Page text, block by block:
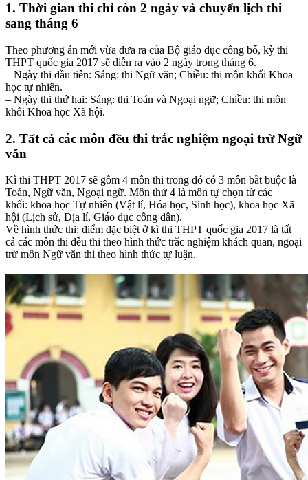
1. Thời gian thi chỉ còn 2 ngày và chuyển lịch thi
sang tháng 6
Theo phương án mới vừa đưa ra của Bộ giáo dục công bố, kỳ thi
THPT quốc gia 2017 sẽ diễn ra vào 2 ngày trong tháng 6.
– Ngày thi đầu tiên: Sáng: thi Ngữ văn; Chiều: thi môn khối Khoa
học tự nhiên.
– Ngày thi thứ hai: Sáng: thi Toán và Ngoại ngữ; Chiều: thi môn
khối Khoa học Xã hội.
2. Tất cả các môn đều thi trắc nghiệm ngoại trừ Ngữ
văn
Kì thi THPT 2017 sẽ gồm 4 môn thi trong đó có 3 môn bắt buộc là
Toán, Ngữ văn, Ngoại ngữ. Môn thứ 4 là môn tự chọn từ các
khối: khoa học Tự nhiên (Vật lí, Hóa học, Sinh học), khoa học Xã
hội (Lịch sử, Địa lí, Giáo dục công dân).
Về hình thức thi: điểm đặc biệt ở kì thi THPT quốc gia 2017 là tất
cả các môn thi đều thi theo hình thức trắc nghiệm khách quan, ngoại
trừ môn Ngữ văn thi theo hình thức tự luận.